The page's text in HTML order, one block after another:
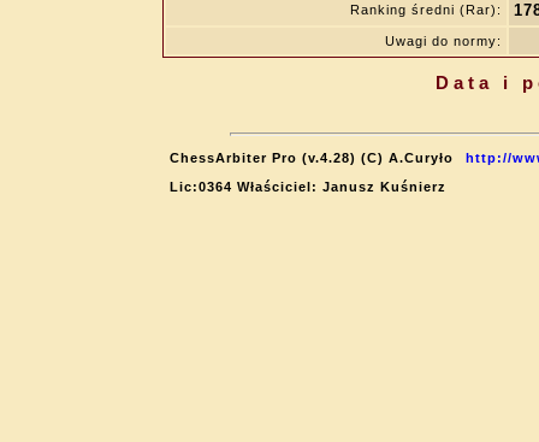
Ranking średni (Rar):
Uwagi do normy:
Data i
ChessArbiter Pro (v.4.28) (C) A.Curyło
http://
Lic:0364 Właściciel: Janusz Kuśnierz